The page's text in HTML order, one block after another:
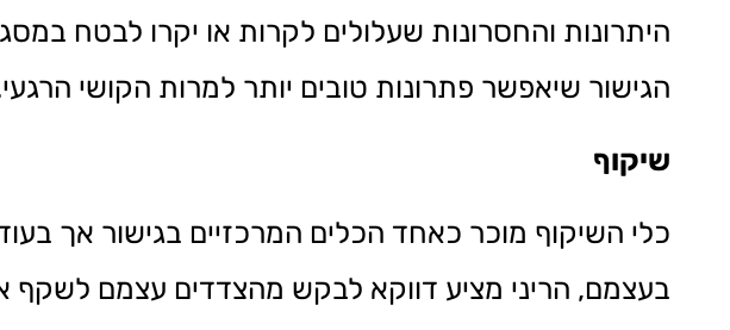
היתרונות והחסרונות שעלולים לקרות או יקרו לבטח
הגישור שיאפשר פתרונות טובים יותר למרות הקושי
שיקוף
כלי השיקוף מוכר כאחד הכלים המרכזיים בגישור אך
בעצמם, הריני מציע דווקא לבקש מהצדדים עצמם